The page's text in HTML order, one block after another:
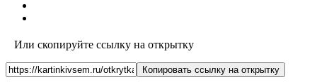
Или скопируйте ссылку на открытку
Копировать ссылку на открытку